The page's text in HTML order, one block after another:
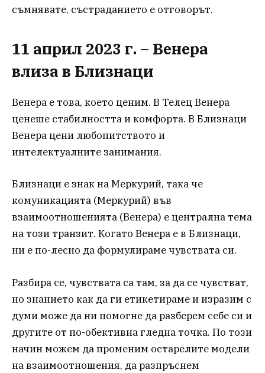
съмнявате, състраданието е отговорът.
11 април 2023 г. – Венера
влиза в Близнаци
Венера е това, което ценим. В Телец Венера
ценеше стабилността и комфорта. В Близнаци
Венера цени любопитството и
интелектуалните занимания.
Близнаци е знак на Меркурий, така че
комуникацията (Меркурий) във
взаимоотношенията (Венера) е централна тема
на този транзит. Когато Венера е в Близнаци,
ни е по-лесно да формулираме чувствата си.
Разбира се, чувствата са там, за да се чувстват,
но знанието как да ги етикетираме и изразим с
думи може да ни помогне да разберем себе си и
другите от по-обективна гледна точка. По този
начин можем да променим остарелите модели
на взаимоотношения, да разпръснем